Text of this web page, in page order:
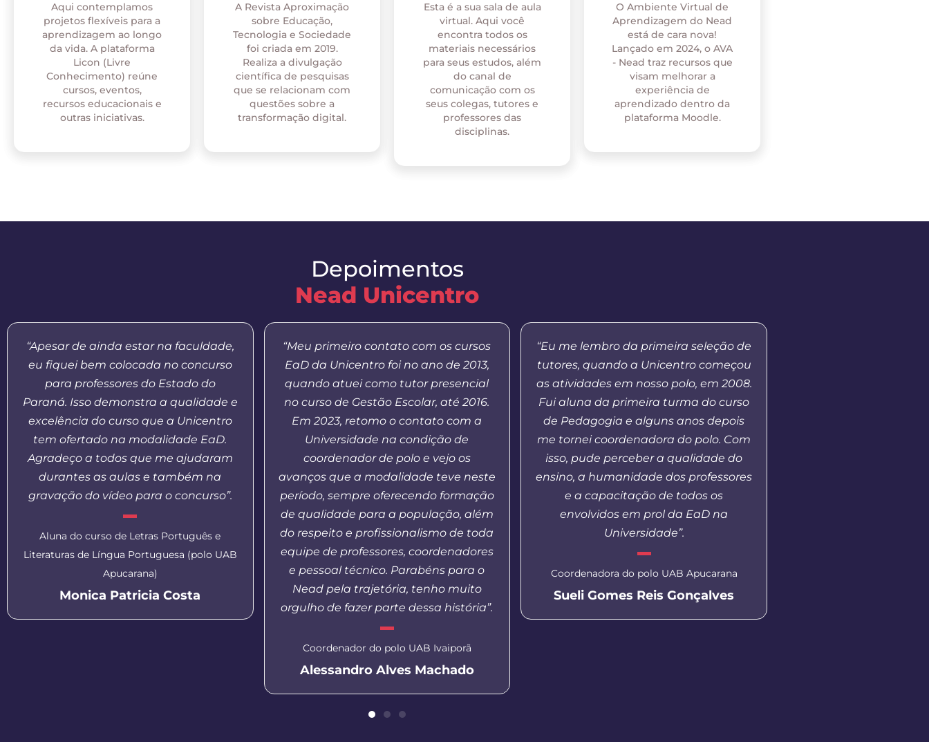
Aqui contemplamos
projetos flexíveis para a
aprendizagem ao longo
da vida. A plataforma
Licon (Livre
Conhecimento) reúne
cursos, eventos,
recursos educacionais e
outras iniciativas.
A Revista Aproximação
sobre Educação,
Tecnologia e Sociedade
foi criada em 2019.
Realiza a divulgação
científica de pesquisas
que se relacionam com
questões sobre a
transformação digital.
Esta é a sua sala de aula
virtual. Aqui você
encontra todos os
materiais necessários
para seus estudos, além
do canal de
comunicação com os
seus colegas, tutores e
professores das
disciplinas.
O Ambiente Virtual de
Aprendizagem do Nead
está de cara nova!
Lançado em 2024, o AVA
- Nead traz recursos que
visam melhorar a
experiência de
aprendizado dentro da
plataforma Moodle.
Depoimentos
Nead Unicentro
“Apesar de ainda estar na faculdade,
eu fiquei bem colocada no concurso
para professores do Estado do
Paraná. Isso demonstra a qualidade e
excelência do curso que a Unicentro
tem ofertado na modalidade EaD.
Agradeço a todos que me ajudaram
durantes as aulas e também na
gravação do vídeo para o concurso”.
Aluna do curso de Letras Português e
Literaturas de Língua Portuguesa (polo UAB
Apucarana)
Monica Patricia Costa
“Meu primeiro contato com os cursos
EaD da Unicentro foi no ano de 2013,
quando atuei como tutor presencial
no curso de Gestão Escolar, até 2016.
Em 2023, retomo o contato com a
Universidade na condição de
coordenador de polo e vejo os
avanços que a modalidade teve neste
período, sempre oferecendo formação
de qualidade para a população, além
do respeito e profissionalismo de toda
equipe de professores, coordenadores
e pessoal técnico. Parabéns para o
Nead pela trajetória, tenho muito
orgulho de fazer parte dessa história”.
Coordenador do polo UAB Ivaiporã
Alessandro Alves Machado
“Eu me lembro da primeira seleção de
tutores, quando a Unicentro começou
as atividades em nosso polo, em 2008.
Fui aluna da primeira turma do curso
de Pedagogia e alguns anos depois
me tornei coordenadora do polo. Com
isso, pude perceber a qualidade do
ensino, a humanidade dos professores
e a capacitação de todos os
envolvidos em prol da EaD na
Universidade”.
Coordenadora do polo UAB Apucarana
Sueli Gomes Reis Gonçalves